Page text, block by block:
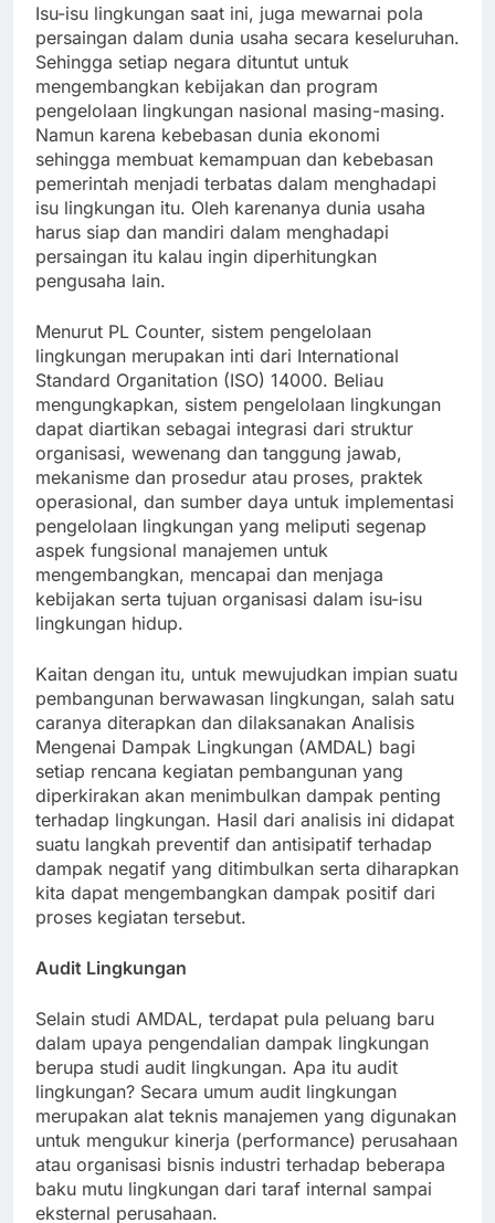
Isu-isu lingkungan saat ini, juga mewarnai pola
persaingan dalam dunia usaha secara keseluruhan.
Sehingga setiap negara dituntut untuk
mengembangkan kebijakan dan program
pengelolaan lingkungan nasional masing-masing.
Namun karena kebebasan dunia ekonomi
sehingga membuat kemampuan dan kebebasan
pemerintah menjadi terbatas dalam menghadapi
isu lingkungan itu. Oleh karenanya dunia usaha
harus siap dan mandiri dalam menghadapi
persaingan itu kalau ingin diperhitungkan
pengusaha lain.
Menurut PL Counter, sistem pengelolaan
lingkungan merupakan inti dari International
Standard Organitation (ISO) 14000. Beliau
mengungkapkan, sistem pengelolaan lingkungan
dapat diartikan sebagai integrasi dari struktur
organisasi, wewenang dan tanggung jawab,
mekanisme dan prosedur atau proses, praktek
operasional, dan sumber daya untuk implementasi
pengelolaan lingkungan yang meliputi segenap
aspek fungsional manajemen untuk
mengembangkan, mencapai dan menjaga
kebijakan serta tujuan organisasi dalam isu-isu
lingkungan hidup.
Kaitan dengan itu, untuk mewujudkan impian suatu
pembangunan berwawasan lingkungan, salah satu
caranya diterapkan dan dilaksanakan Analisis
Mengenai Dampak Lingkungan (AMDAL) bagi
setiap rencana kegiatan pembangunan yang
diperkirakan akan menimbulkan dampak penting
terhadap lingkungan. Hasil dari analisis ini didapat
suatu langkah preventif dan antisipatif terhadap
dampak negatif yang ditimbulkan serta diharapkan
kita dapat mengembangkan dampak positif dari
proses kegiatan tersebut.
Audit Lingkungan
Selain studi AMDAL, terdapat pula peluang baru
dalam upaya pengendalian dampak lingkungan
berupa studi audit lingkungan. Apa itu audit
lingkungan? Secara umum audit lingkungan
merupakan alat teknis manajemen yang digunakan
untuk mengukur kinerja (performance) perusahaan
atau organisasi bisnis industri terhadap beberapa
baku mutu lingkungan dari taraf internal sampai
eksternal perusahaan.